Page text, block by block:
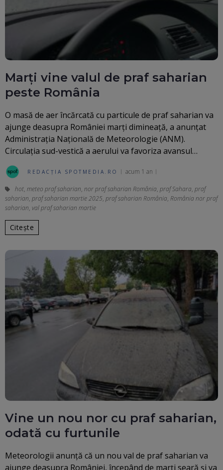
Marți vine valul de praf saharian
peste România
O masă de aer încărcată cu particule de praf saharian va
ajunge deasupra României marți dimineață, a anunțat
Administrația Națională de Meteorologie (ANM).
Circulația sud-vestică a aerului va favoriza avansul…
REDACȚIA SPOTMEDIA.RO acum 1 an
hot, meteo praf saharian, nor praf saharian România, praf Sahara, praf
saharian, praf saharian martie 2025, praf saharian România, România nor praf
saharian, val praf saharian martie
Citește
Vine un nou nor cu praf saharian,
odată cu furtunile
Meteorologii anunţă că un nou val de praf saharian va
ajunge deasupra României, începând de marţi seară şi va